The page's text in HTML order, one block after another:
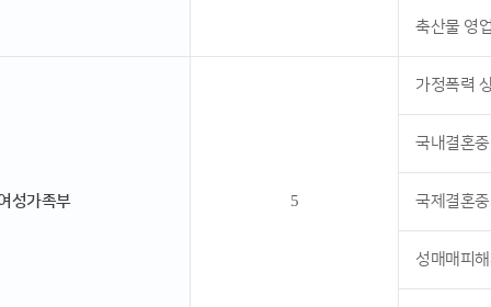
축산물 영업
성가족부 5
가정폭력
국내결혼
국제결혼
성매매피